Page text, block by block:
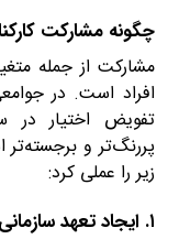
چگونه مشارکت
مشارکت از جمله
افراد است. در
تفویض اختیار در
پررنگ‌تر و
زیر را عملی کرد:
۱. ایجاد تعهد سازمانی